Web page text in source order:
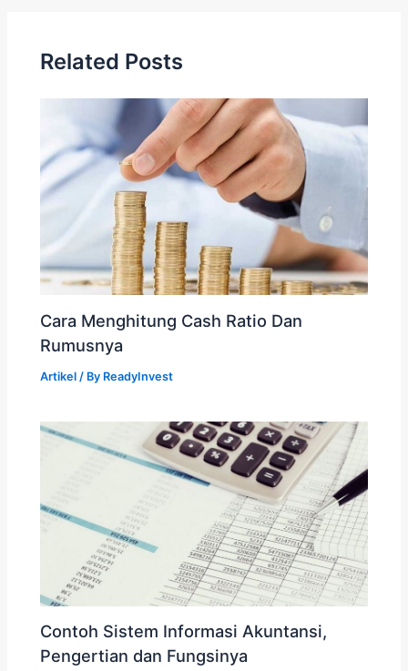
Related Posts
Cara Menghitung Cash Ratio Dan
Rumusnya
Artikel / By ReadyInvest
Contoh Sistem Informasi Akuntansi,
Pengertian dan Fungsinya